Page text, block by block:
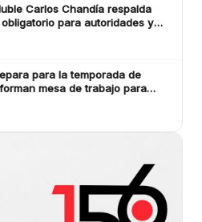
Carlos Chandía respalda
para autoridades y
para la temporada de
mesa de trabajo para